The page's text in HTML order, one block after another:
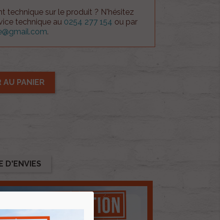
technique sur le produit ? N'hésitez
technique au 0254 277 154 ou par
.
AU PANIER
D'ENVIES